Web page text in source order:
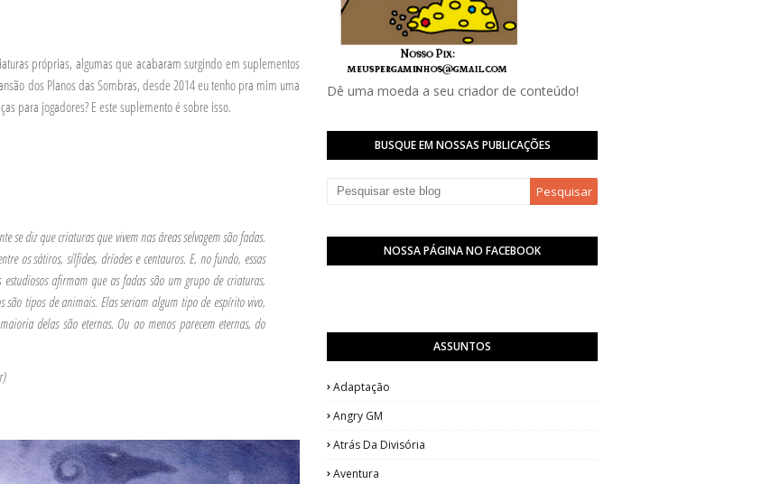
próprias, algumas que acabaram surgindo em suplementos
dos Planos das Sombras, desde 2014 eu tenho pra mim uma
para jogadores? E este suplemento é sobre isso.
se diz que criaturas que vivem nas áreas selvagem são fadas.
os sátiros, sílfides, dríades e centauros. E, no fundo, essas
afirmam que as fadas são um grupo de criaturas,
são tipos de animais. Elas seriam algum tipo de espírito vivo,
delas são eternas. Ou ao menos parecem eternas, do
Dê uma moeda a seu criador de conteúdo!
BUSQUE EM NOSSAS PUBLICAÇÕES
NOSSA PÁGINA NO FACEBOOK
ASSUNTOS
Adaptação
Angry GM
Atrás Da Divisória
Aventura